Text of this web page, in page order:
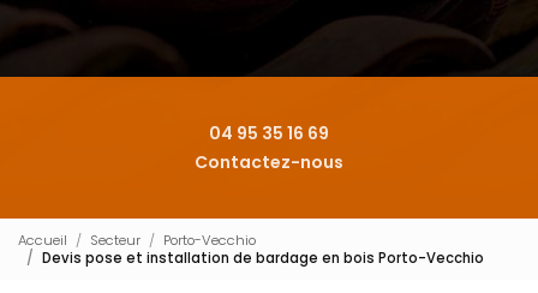
04 95 35 16 69
Contactez-nous
Accueil Secteur
Porto-Vecchio
Devis pose et installation de bardage en bois Porto-Vecchio